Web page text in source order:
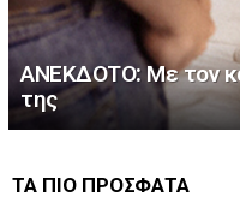
ΑΝΕΚΔΟΤΟ: Με τον
της
ΤΑ ΠΙΟ ΠΡΟΣΦΑΤΑ